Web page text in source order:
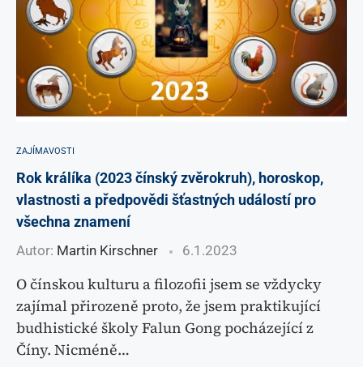
ZAJÍMAVOSTI
Rok králíka (2023 čínský zvěrokruh), horoskop,
vlastnosti a předpovědi šťastných událostí pro
všechna znamení
Autor: Martin Kirschner 6.1.2023
O čínskou kulturu a filozofii jsem se vždycky
zajímal přirozeně proto, že jsem praktikující
budhistické školy Falun Gong pocházející z
Číny. Nicméně…